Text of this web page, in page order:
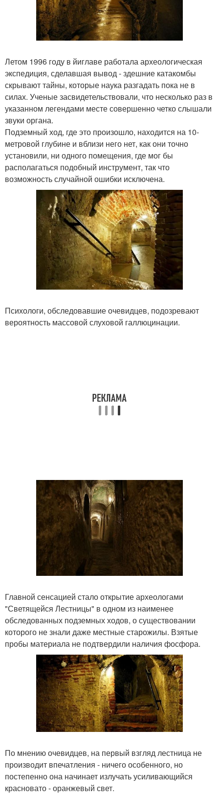
Летом 1996 году в йиглаве работала археологическая
экспедиция, сделавшая вывод - здешние катакомбы
скрывают тайны, которые наука разгадать пока не в
силах. Ученые засвидетельствовали, что несколько раз в
указанном легендами месте совершенно четко слышали
звуки органа.
Подземный ход, где это произошло, находится на 10-
метровой глубине и вблизи него нет, как они точно
установили, ни одного помещения, где мог бы
располагаться подобный инструмент, так что
возможность случайной ошибки исключена.
Психологи, обследовавшие очевидцев, подозревают
вероятность массовой слуховой галлюцинации.
Главной сенсацией стало открытие археологами
"Светящейся Лестницы" в одном из наименее
обследованных подземных ходов, о существовании
которого не знали даже местные старожилы. Взятые
пробы материала не подтвердили наличия фосфора.
По мнению очевидцев, на первый взгляд лестница не
производит впечатления - ничего особенного, но
постепенно она начинает излучать усиливающийся
красновато - оранжевый свет.